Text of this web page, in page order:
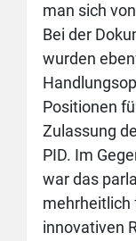
man sich
Bei der
wurden
Positionen
Zulassung
PID. Im
war das
mehrheitlich
innovativen